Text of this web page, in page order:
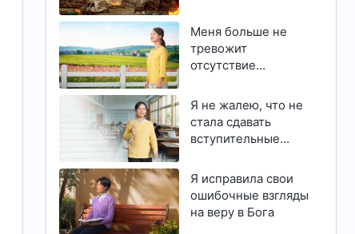
исполнились
Меня больше не
тревожит
отсутствие
талантов
Я не жалею, что не
стала сдавать
вступительные
магистратуру
Я исправила свои
ошибочные взгляды
на веру в Бога